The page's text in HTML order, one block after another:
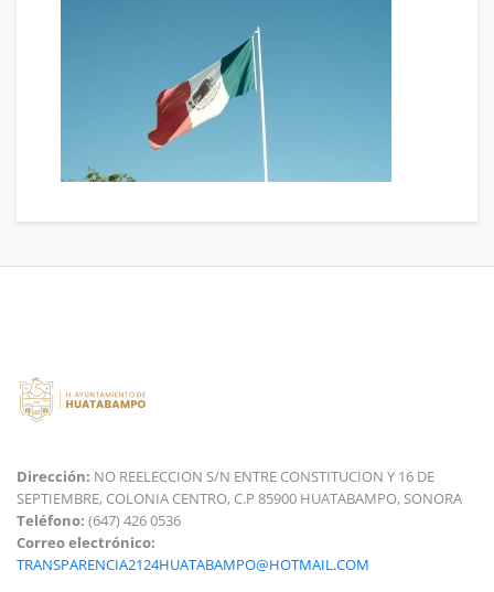
Dirección: NO REELECCION S/N ENTRE CONSTITUCION Y 16 DE
SEPTIEMBRE, COLONIA CENTRO, C.P 85900 HUATABAMPO, SONORA
Teléfono: (647) 426 0536
Correo electrónico:
TRANSPARENCIA2124HUATABAMPO@HOTMAIL.COM